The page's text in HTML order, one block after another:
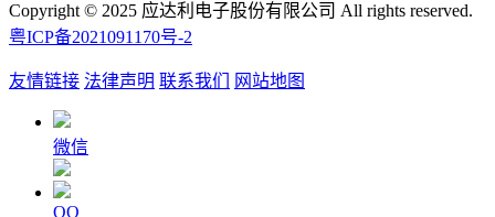
Copyright © 2025 应达利电子股份有限公司 All rights reserved.
粤ICP备2021091170号-2
友情链接 法律声明 联系我们 网站地图
微信
QQ